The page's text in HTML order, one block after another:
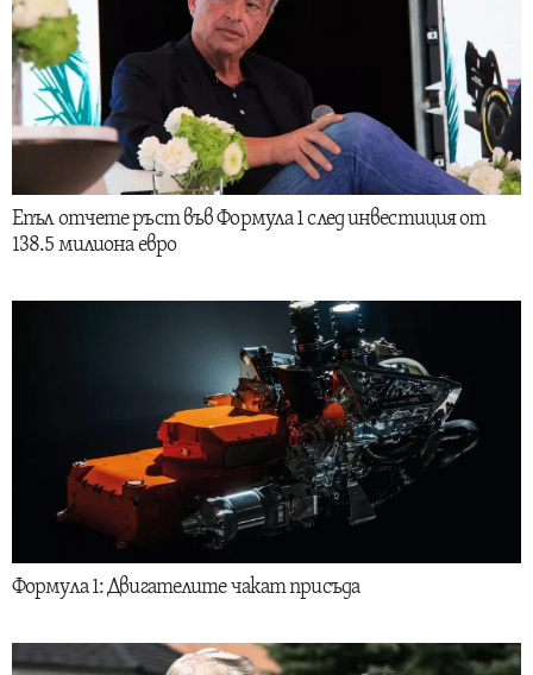
Епъл отчете ръст във Формула 1 след инвестиция от
138.5 милиона евро
Формула 1: Двигателите чакат присъда